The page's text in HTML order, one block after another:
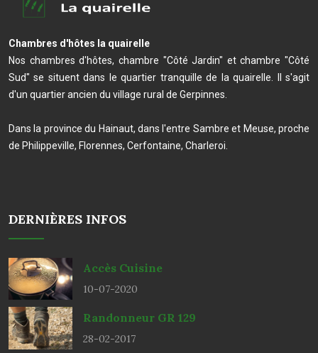
Chambres d'hôtes la quairelle
Nos chambres d'hôtes, chambre "Côté Jardin" et chambre "Côté
Sud" se situent dans le quartier tranquille de la quairelle. Il s'agit
d'un quartier ancien du village rural de Gerpinnes.
Dans la province du Hainaut, dans l'entre Sambre et Meuse, proche
de Philippeville, Florennes, Cerfontaine, Charleroi.
DERNIÈRES INFOS
Accès Cuisine
10-07-2020
Randonneur GR 129
28-02-2017